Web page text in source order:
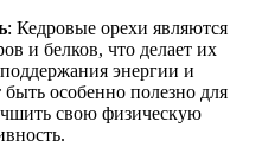
: Кедровые орехи являются
и белков, что делает их
энергии и
особенно полезно для
свою физическую